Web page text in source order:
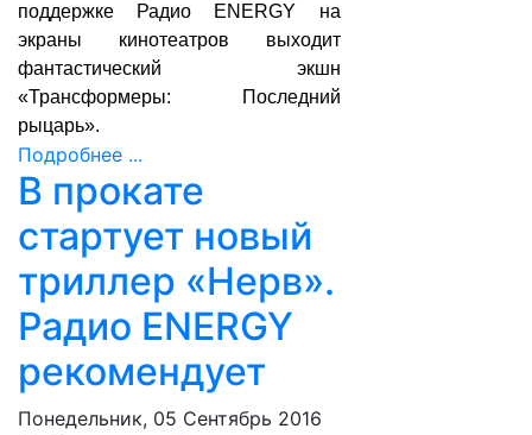
поддержке Радио ENERGY на
экраны кинотеатров выходит
фантастический экшн
«Трансформеры: Последний
рыцарь».
Подробнее ...
В прокате
стартует новый
триллер «Нерв».
Радио ENERGY
рекомендует
Понедельник, 05 Сентябрь 2016